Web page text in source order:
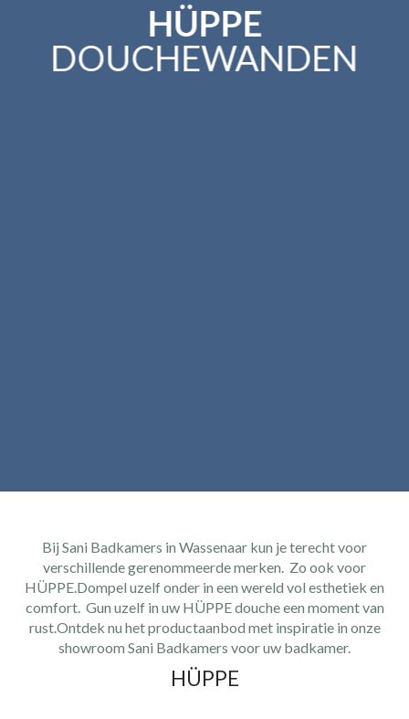
HÜPPE
DOUCHEWANDEN
Bij Sani Badkamers in Wassenaar kun je terecht voor
verschillende gerenommeerde merken. Zo ook voor
HÜPPE.Dompel uzelf onder in een wereld vol esthetiek en
comfort. Gun uzelf in uw HÜPPE douche een moment van
rust.Ontdek nu het productaanbod met inspiratie in onze
showroom Sani Badkamers voor uw badkamer.
HÜPPE